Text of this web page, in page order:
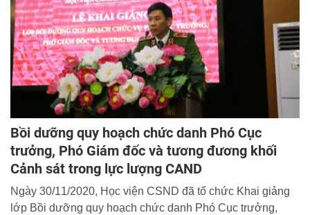
Bồi dưỡng quy hoạch chức danh Phó Cục
trưởng, Phó Giám đốc và tương đương khối
Cảnh sát trong lực lượng CAND
Ngày 30/11/2020, Học viện CSND đã tổ chức Khai giảng
lớp Bồi dưỡng quy hoạch chức danh Phó Cục trưởng,